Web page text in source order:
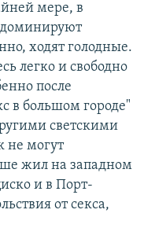
мере, в
доминируют
ходят голодные.
легко и свободно
после
в большом городе"
светскими
не могут
жил на западном
и в Порт-
от секса,